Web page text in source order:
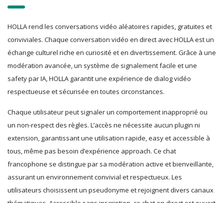
HOLLA rend les conversations vidéo aléatoires rapides, gratuites et
conviviales. Chaque conversation vidéo en direct avec HOLLA est un
échange culturel riche en curiosité et en divertissement. Grâce à une
modération avancée, un système de signalement facile et une
safety par IA, HOLLA garantit une expérience de dialog vidéo
respectueuse et sécurisée en toutes circonstances.
Chaque utilisateur peut signaler un comportement inapproprié ou
un non-respect des règles. L’accès ne nécessite aucun plugin ni
extension, garantissant une utilisation rapide, easy et accessible à
tous, même pas besoin d’expérience approach. Ce chat
francophone se distingue par sa modération active et bienveillante,
assurant un environnement convivial et respectueux. Les
utilisateurs choisissent un pseudonyme et rejoignent divers canaux